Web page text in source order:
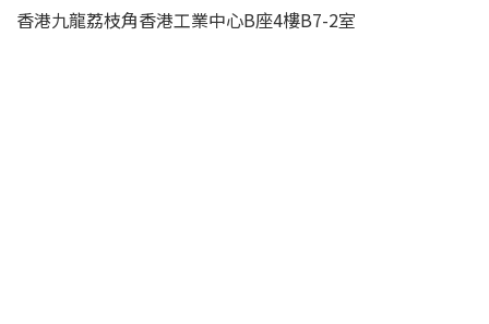
香港九龍荔枝角香港工業中心B座4樓B7-2室